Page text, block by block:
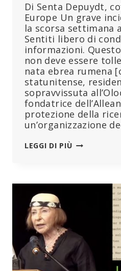
Di Senta Depuydt,
Europe Un grave
la scorsa settimana
Sentiti libero di
informazioni.
non deve essere
nata ebrea rumena
statunitense,
sopravvissuta
fondatrice
protezione della
un’organizzazione
LEGGI DI PIÙÈ
A
ANCORA!